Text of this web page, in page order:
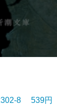
8 539円